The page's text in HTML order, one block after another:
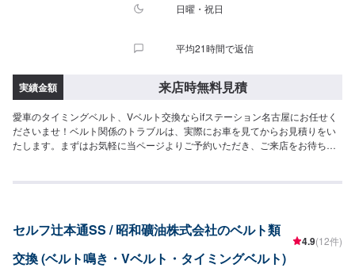
日曜・祝日
平均21時間で返信
実績金額 来店時無料見積
愛車のタイミングベルト、Vベルト交換ならifステーション名古屋にお任せく
ださいませ！ベルト関係のトラブルは、実際にお車を見てからお見積りをい
たします。まずはお気軽に当ページよりご予約いただき、ご来店をお待ちし
セルフ辻本通SS / 昭和礦油株式会社のベルト類
交換 (ベルト鳴き・Vベルト・タイミングベルト)
4.9(12件)